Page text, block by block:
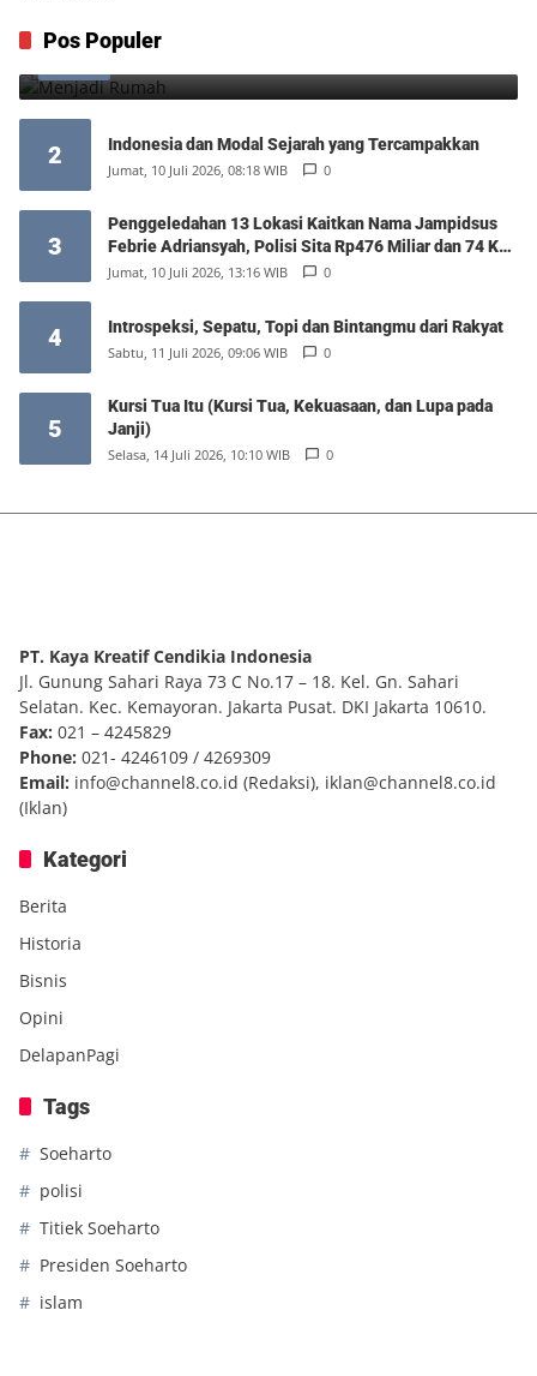
Pos Populer
1 Menjadi Rumah
2 Indonesia dan Modal Sejarah yang Tercampakkan
Jumat, 10 Juli 2026, 08:18 WIB 0
3
Penggeledahan 13 Lokasi Kaitkan Nama Jampidsus
Febrie Adriansyah, Polisi Sita Rp476 Miliar dan 74 Kg
Emas
Jumat, 10 Juli 2026, 13:16 WIB 0
4 Introspeksi, Sepatu, Topi dan Bintangmu dari Rakyat
Sabtu, 11 Juli 2026, 09:06 WIB 0
5
Kursi Tua Itu (Kursi Tua, Kekuasaan, dan Lupa pada
Janji)
Selasa, 14 Juli 2026, 10:10 WIB 0
PT. Kaya Kreatif Cendikia Indonesia
Jl. Gunung Sahari Raya 73 C No.17 – 18. Kel. Gn. Sahari
Selatan. Kec. Kemayoran. Jakarta Pusat. DKI Jakarta 10610.
Fax: 021 – 4245829
Phone: 021- 4246109 / 4269309
Email: info@channel8.co.id (Redaksi), iklan@channel8.co.id
(Iklan)
Kategori
Berita
Historia
Bisnis
Opini
DelapanPagi
Tags
Soeharto
polisi
Titiek Soeharto
Presiden Soeharto
islam